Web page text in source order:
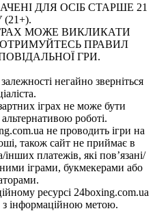
ДЛЯ ОСІБ СТАРШЕ 21
МОЖЕ ВИКЛИКАТИ
ПРАВИЛ
ГРИ.
негайно зверніться
іграх не може бути
роботі.
не проводить ігри на
також сайт не приймає в
платежів, які пов’язані/
іграми, букмекерами або
ресурсі 24boxing.com.ua
інформаційною метою.